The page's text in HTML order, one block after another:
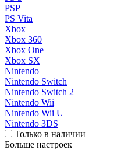
PSP
PS Vita
Xbox
Xbox 360
Xbox One
Xbox SX
Nintendo
Nintendo Switch
Nintendo Switch 2
Nintendo Wii
Nintendo Wii U
Nintendo 3DS
Только в наличии
Больше настроек